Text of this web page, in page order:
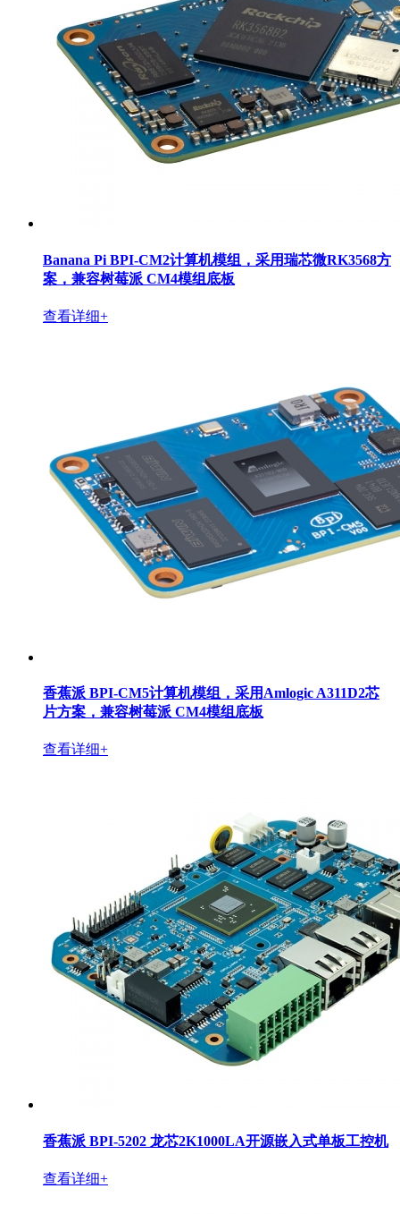
Banana Pi BPI-CM2计算机模组，采用瑞芯微RK3568方
案，兼容树莓派 CM4模组底板
查看详细+
香蕉派 BPI-CM5计算机模组，采用Amlogic A311D2芯
片方案，兼容树莓派 CM4模组底板
查看详细+
香蕉派 BPI-5202 龙芯2K1000LA开源嵌入式单板工控机
查看详细+